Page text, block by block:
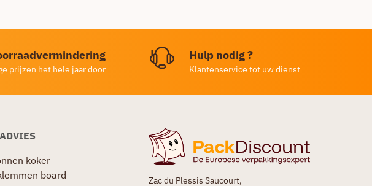
prijzen het hele jaar door
Hulp nodig ?
Klantenservice tot uw dienst
Zac du Plessis Saucourt,
koker
board